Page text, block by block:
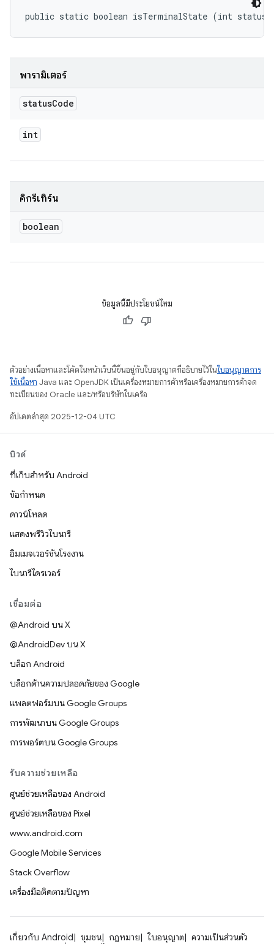
public static boolean isTerminalState (int
พารามิเตอร์
statusCode
int
คิกรีเทิร์น
boolean
ข้อมูลนี้มีประโยชน์ไหม
ตัวอย่างเนื้อหาและโค้ดในหน้าเว็บนี้ขึ้นอยู่กับใบอนุญาตที่อธิบายไว้ในใบอนุญาตการ
ใช้เนื้อหา Java และ OpenJDK เป็นเครื่องหมายการค้าหรือเครื่องหมายการค้าจด
ทะเบียนของ Oracle และ/หรือบริษัทในเครือ
อัปเดตล่าสุด 2025-12-04 UTC
บิวด์
ที่เก็บสำหรับ Android
ข้อกำหนด
ดาวน์โหลด
แสดงพรีวิวไบนารี
อิมเมจเวอร์ชันโรงงาน
ไบนารีไดรเวอร์
เชื่อมต่อ
@Android บน X
@AndroidDev บน X
บล็อก Android
บล็อกด้านความปลอดภัยของ Google
แพลตฟอร์มบน Google Groups
การพัฒนาบน Google Groups
การพอร์ตบน Google Groups
รับความช่วยเหลือ
ศูนย์ช่วยเหลือของ Android
ศูนย์ช่วยเหลือของ Pixel
www.android.com
Google Mobile Services
Stack Overflow
เครื่องมือติดตามปัญหา
เกี่ยวกับ Android ชุมชน กฎหมาย ใบอนุญาต
ความเป็นส่วนตัว